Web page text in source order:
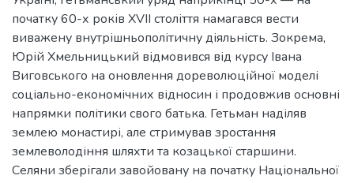
початку 60-х років XVII століття намагався вести
виважену внутрішньополітичну діяльність. Зокрема,
Юрій Хмельницький відмовився від курсу Івана
Виговського на оновлення дореволюційної моделі
соціально-економічних відносин і продовжив основні
напрямки політики свого батька. Гетьман наділяв
землею монастирі, але стримував зростання
землеволодіння шляхти та козацької старшини.
Селяни зберігали завойовану на початку Національної